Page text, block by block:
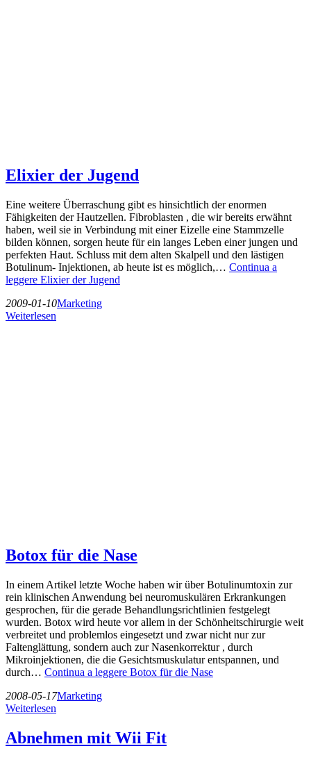
Elixier der Jugend
Eine weitere Überraschung gibt es hinsichtlich der enormen
Fähigkeiten der Hautzellen. Fibroblasten , die wir bereits erwähnt
haben, weil sie in Verbindung mit einer Eizelle eine Stammzelle
bilden können, sorgen heute für ein langes Leben einer jungen und
perfekten Haut. Schluss mit dem alten Skalpell und den lästigen
Botulinum- Injektionen, ab heute ist es möglich,… Continua a
leggere Elixier der Jugend
2009-01-10Marketing
Weiterlesen
Botox für die Nase
In einem Artikel letzte Woche haben wir über Botulinumtoxin zur
rein klinischen Anwendung bei neuromuskulären Erkrankungen
gesprochen, für die gerade Behandlungsrichtlinien festgelegt
wurden. Botox wird heute vor allem in der Schönheitschirurgie weit
verbreitet und problemlos eingesetzt und zwar nicht nur zur
Faltenglättung, sondern auch zur Nasenkorrektur , durch
Mikroinjektionen, die die Gesichtsmuskulatur entspannen, und
durch… Continua a leggere Botox für die Nase
2008-05-17Marketing
Weiterlesen
Abnehmen mit Wii Fit